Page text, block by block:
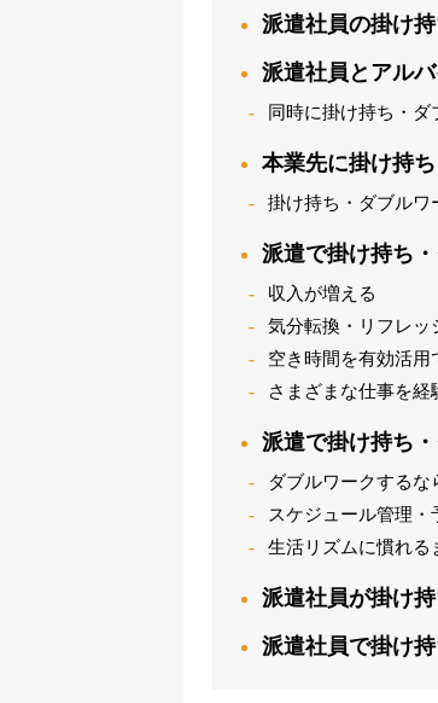
派遣社員の掛け
派遣社員とアル
同時に掛け持ち・ダ
本業先に掛け持
掛け持ち・ダブルワ
派遣で掛け持ち
収入が増える
気分転換・リフレッ
空き時間を有効活用
さまざまな仕事を経
派遣で掛け持ち
ダブルワークするな
スケジュール管理・
生活リズムに慣れる
派遣社員が掛け
派遣社員で掛け